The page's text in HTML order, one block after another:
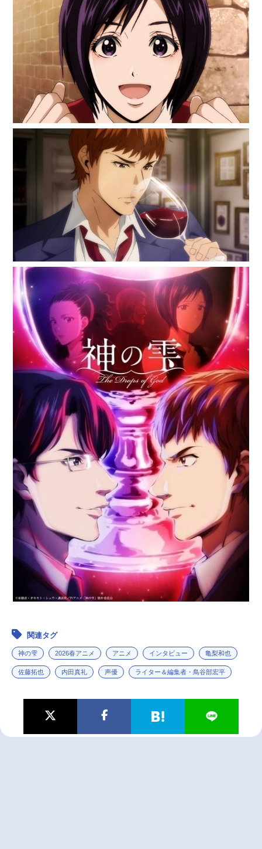
関連タグ
神の雫 2026春アニメ アニメ インタビュー 亀梨和也
佐藤拓也 内田真礼 声優 ライター＆編集者・鳥谷部宏平